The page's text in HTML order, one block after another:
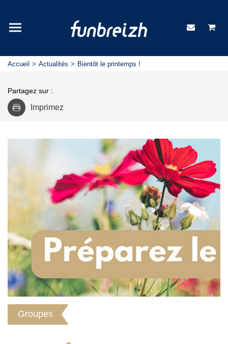
Accueil Actualités Bientôt le printemps !
Partagez sur :
Imprimez
Groupes